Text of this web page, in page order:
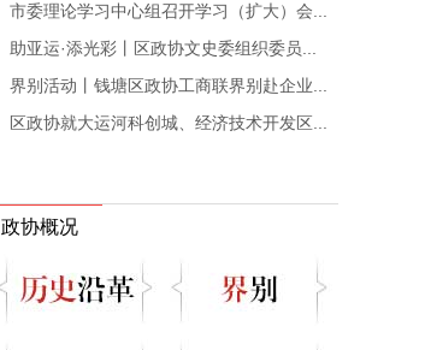
市委理论学习中心组召开学习（扩大）会...
助亚运·添光彩丨区政协文史委组织委员...
界别活动丨钱塘区政协工商联界别赴企业...
区政协就大运河科创城、经济技术开发区...
政协概况